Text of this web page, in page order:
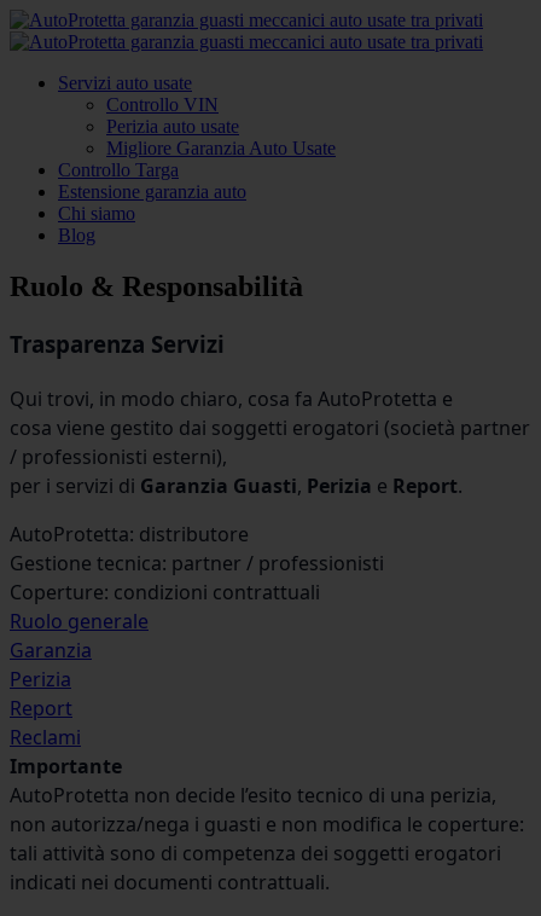
Servizi auto usate
Controllo VIN
Perizia auto usate
Migliore Garanzia Auto Usate
Controllo Targa
Estensione garanzia auto
Chi siamo
Blog
Ruolo & Responsabilità
Trasparenza Servizi
Qui trovi, in modo chiaro, cosa fa AutoProtetta e
cosa viene gestito dai soggetti erogatori (società partner
/ professionisti esterni),
per i servizi di Garanzia Guasti, Perizia e Report.
AutoProtetta: distributore
Gestione tecnica: partner / professionisti
Coperture: condizioni contrattuali
Ruolo generale
Garanzia
Perizia
Report
Reclami
Importante
AutoProtetta non decide l’esito tecnico di una perizia,
non autorizza/nega i guasti e non modifica le coperture:
tali attività sono di competenza dei soggetti erogatori
indicati nei documenti contrattuali.